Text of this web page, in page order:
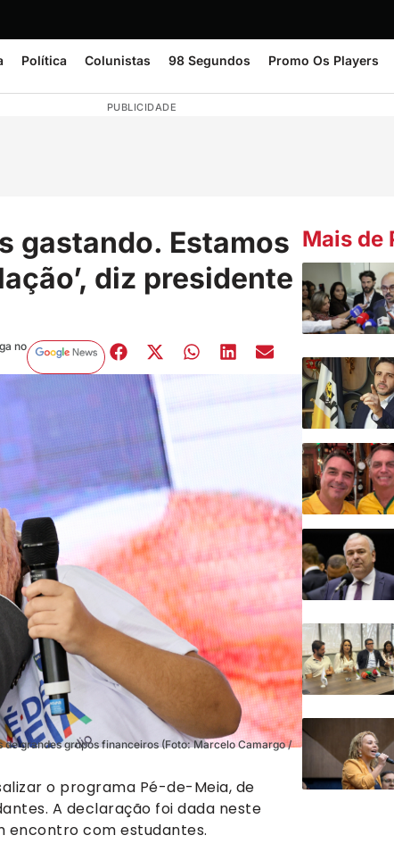
Política Colunistas 98 Segundos Promo Os Players
PUBLICIDADE
gastando. Estamos
diz presidente
no
grandes grupos financeiros (Foto: Marcelo Camargo /
o programa Pé-de-Meia, de
A declaração foi dada neste
encontro com estudantes.
Mais de